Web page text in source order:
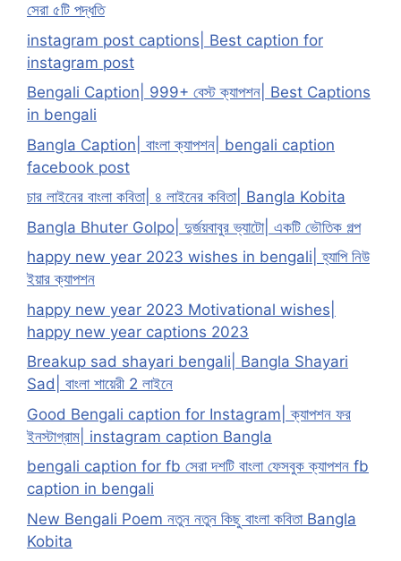
সেরা ৫টি পদ্ধতি
instagram post captions| Best caption for
instagram post
Bengali Caption| 999+ বেস্ট ক্যাপশন| Best Captions
in bengali
Bangla Caption| বাংলা ক্যাপশন| bengali caption
facebook post
চার লাইনের বাংলা কবিতা| ৪ লাইনের কবিতা| Bangla Kobita
Bangla Bhuter Golpo| দুর্জয়বাবুর ভ্যাটো| একটি ভৌতিক গল্প
happy new year 2023 wishes in bengali| হ্যাপি নিউ
ইয়ার ক্যাপশন
happy new year 2023 Motivational wishes|
happy new year captions 2023
Breakup sad shayari bengali| Bangla Shayari
Sad| বাংলা শায়েরী 2 লাইনে
Good Bengali caption for Instagram| ক্যাপশন ফর
ইনস্টাগ্রাম| instagram caption Bangla
bengali caption for fb সেরা দশটি বাংলা ফেসবুক ক্যাপশন fb
caption in bengali
New Bengali Poem নতুন নতুন কিছু বাংলা কবিতা Bangla
Kobita